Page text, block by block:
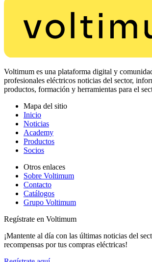
Voltimum es una plataforma digital y
profesionales eléctricos noticias del sector,
productos, formación y herramientas para el
Mapa del sitio
Inicio
Noticias
Academy
Productos
Socios
Otros enlaces
Sobre Voltimum
Contacto
Catálogos
Grupo Voltimum
Regístrate en Voltimum
¡Mantente al día con las últimas noticias del
recompensas por tus compras eléctricas!